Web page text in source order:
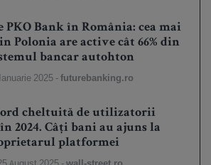
PKO Bank în România: cea mai
Polonia are active cât 66% din
bancar autohton
2025 -futurebanking.ro
cheltuită de utilizatorii
2024. Câți bani au ajuns la
platformei